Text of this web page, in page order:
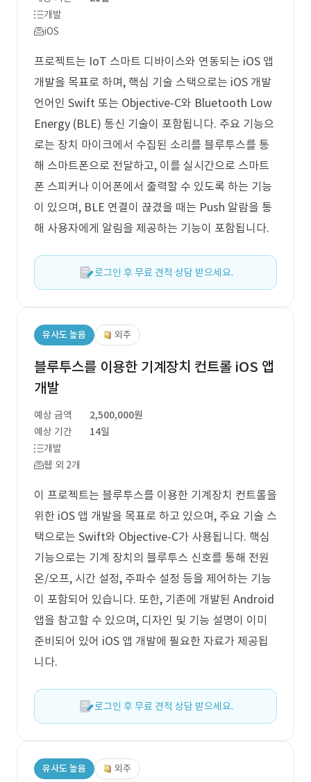
개발
iOS
프로젝트는 IoT 스마트 디바이스와 연동되는 iOS 앱
개발을 목표로 하며, 핵심 기술 스택으로는 iOS 개발
언어인 Swift 또는 Objective-C와 Bluetooth Low
Energy (BLE) 통신 기술이 포함됩니다. 주요 기능으
로는 장치 마이크에서 수집된 소리를 블루투스를 통
해 스마트폰으로 전달하고, 이를 실시간으로 스마트
폰 스피커나 이어폰에서 출력할 수 있도록 하는 기능
이 있으며, BLE 연결이 끊겼을 때는 Push 알람을 통
해 사용자에게 알림을 제공하는 기능이 포함됩니다.
로그인 후 무료 견적 상담 받으세요.
유사도 높음 외주
블루투스를 이용한 기계장치 컨트롤 iOS 앱
개발
예상 금액
2,500,000원
예상 기간
14일
개발
웹 외 2개
이 프로젝트는 블루투스를 이용한 기계장치 컨트롤을
위한 iOS 앱 개발을 목표로 하고 있으며, 주요 기술 스
택으로는 Swift와 Objective-C가 사용됩니다. 핵심
기능으로는 기계 장치의 블루투스 신호를 통해 전원
온/오프, 시간 설정, 주파수 설정 등을 제어하는 기능
이 포함되어 있습니다. 또한, 기존에 개발된 Android
앱을 참고할 수 있으며, 디자인 및 기능 설명이 이미
준비되어 있어 iOS 앱 개발에 필요한 자료가 제공됩
니다.
로그인 후 무료 견적 상담 받으세요.
유사도 높음 외주